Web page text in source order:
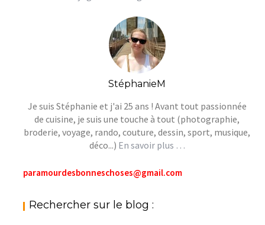
StéphanieM
Je suis Stéphanie et j'ai 25 ans ! Avant tout passionnée
de cuisine, je suis une touche à tout (photographie,
broderie, voyage, rando, couture, dessin, sport, musique,
déco...) En savoir plus …
paramourdesbonneschoses@gmail.com
Rechercher sur le blog :